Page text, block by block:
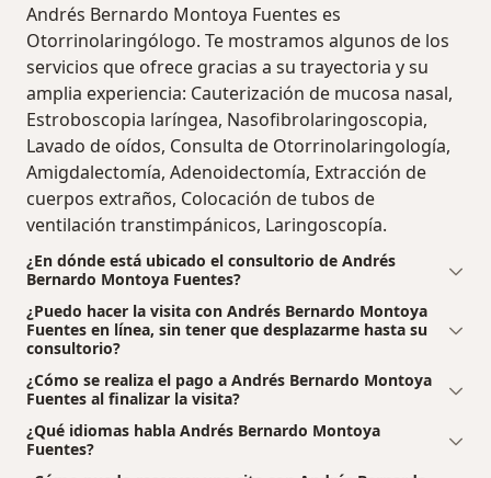
Andrés Bernardo Montoya Fuentes es
Otorrinolaringólogo. Te mostramos algunos de los
servicios que ofrece gracias a su trayectoria y su
amplia experiencia: Cauterización de mucosa nasal,
Estroboscopia laríngea, Nasofibrolaringoscopia,
Lavado de oídos, Consulta de Otorrinolaringología,
Amigdalectomía, Adenoidectomía, Extracción de
cuerpos extraños, Colocación de tubos de
ventilación transtimpánicos, Laringoscopía.
¿En dónde está ubicado el consultorio de Andrés
Bernardo Montoya Fuentes?
¿Puedo hacer la visita con Andrés Bernardo Montoya
Fuentes en línea, sin tener que desplazarme hasta su
consultorio?
¿Cómo se realiza el pago a Andrés Bernardo Montoya
Fuentes al finalizar la visita?
¿Qué idiomas habla Andrés Bernardo Montoya
Fuentes?